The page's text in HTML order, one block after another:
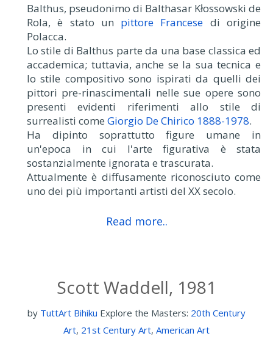
Balthus, pseudonimo di Balthasar Kłossowski de
Rola, è stato un pittore Francese di origine
Polacca.
Lo stile di Balthus parte da una base classica ed
accademica; tuttavia, anche se la sua tecnica e
lo stile compositivo sono ispirati da quelli dei
pittori pre-rinascimentali nelle sue opere sono
presenti evidenti riferimenti allo stile di
surrealisti come Giorgio De Chirico 1888-1978.
Ha dipinto soprattutto figure umane in
un'epoca in cui l'arte figurativa è stata
sostanzialmente ignorata e trascurata.
Attualmente è diffusamente riconosciuto come
uno dei più importanti artisti del XX secolo.
Read more..
Scott Waddell, 1981
by TuttArt Bihiku Explore the Masters: 20th Century
Art, 21st Century Art, American Art